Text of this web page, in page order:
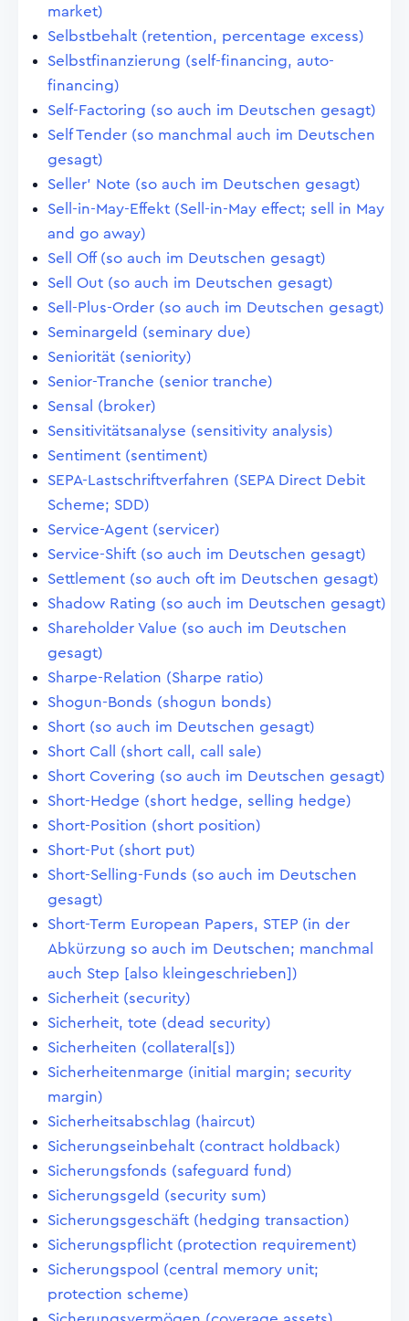
market)
Selbstbehalt (retention, percentage excess)
Selbstfinanzierung (self-financing, auto-
financing)
Self-Factoring (so auch im Deutschen gesagt)
Self Tender (so manchmal auch im Deutschen
gesagt)
Seller' Note (so auch im Deutschen gesagt)
Sell-in-May-Effekt (Sell-in-May effect; sell in May
and go away)
Sell Off (so auch im Deutschen gesagt)
Sell Out (so auch im Deutschen gesagt)
Sell-Plus-Order (so auch im Deutschen gesagt)
Seminargeld (seminary due)
Seniorität (seniority)
Senior-Tranche (senior tranche)
Sensal (broker)
Sensitivitätsanalyse (sensitivity analysis)
Sentiment (sentiment)
SEPA-Lastschriftverfahren (SEPA Direct Debit
Scheme; SDD)
Service-Agent (servicer)
Service-Shift (so auch im Deutschen gesagt)
Settlement (so auch oft im Deutschen gesagt)
Shadow Rating (so auch im Deutschen gesagt)
Shareholder Value (so auch im Deutschen
gesagt)
Sharpe-Relation (Sharpe ratio)
Shogun-Bonds (shogun bonds)
Short (so auch im Deutschen gesagt)
Short Call (short call, call sale)
Short Covering (so auch im Deutschen gesagt)
Short-Hedge (short hedge, selling hedge)
Short-Position (short position)
Short-Put (short put)
Short-Selling-Funds (so auch im Deutschen
gesagt)
Short-Term European Papers, STEP (in der
Abkürzung so auch im Deutschen; manchmal
auch Step [also kleingeschrieben])
Sicherheit (security)
Sicherheit, tote (dead security)
Sicherheiten (collateral[s])
Sicherheitenmarge (initial margin; security
margin)
Sicherheitsabschlag (haircut)
Sicherungseinbehalt (contract holdback)
Sicherungsfonds (safeguard fund)
Sicherungsgeld (security sum)
Sicherungsgeschäft (hedging transaction)
Sicherungspflicht (protection requirement)
Sicherungspool (central memory unit;
protection scheme)